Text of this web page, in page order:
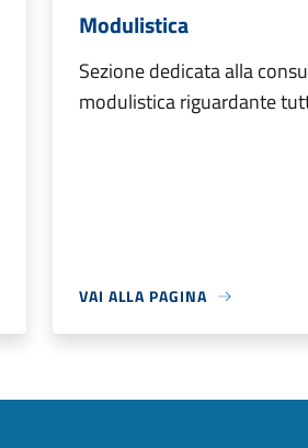
Modulistica
Sezione dedicata alla
modulistica riguardante
VAI ALLA PAGINA